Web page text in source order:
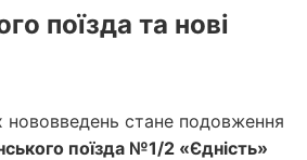
поїзда та нові
стане подовження
поїзда №1/2 «Єдність»